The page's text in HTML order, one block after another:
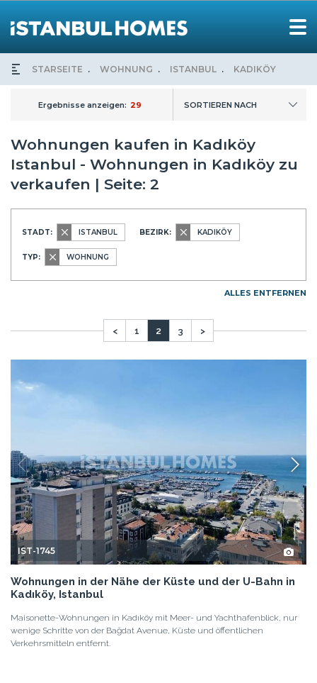
STARSEITE WOHNUNG ISTANBUL KADIKÖY
Ergebnisse anzeigen: 29 SORTIEREN NACH
Wohnungen kaufen in Kadıköy
Istanbul - Wohnungen in Kadıköy zu
verkaufen | Seite: 2
STADT: ISTANBUL BEZIRK: KADIKÖY
TYP: WOHNUNG
ALLES ENTFERNEN
< 1 2 3 >
IST-1745
Wohnungen in der Nähe der Küste und der U-Bahn in
Kadıköy, Istanbul
Maisonette-Wohnungen in Kadıköy mit Meer- und Yachthafenblick, nur
wenige Schritte von der Bağdat Avenue, Küste und öffentlichen
Verkehrsmitteln entfernt.